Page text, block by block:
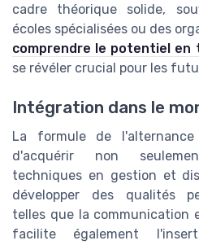
cadre théorique solide,
écoles spécialisées ou des
comprendre le potentiel en
se révéler crucial pour les
Intégration dans le
La formule de
d'acquérir non
techniques en gestion et
développer des qualités
telles que la communication
facilite également